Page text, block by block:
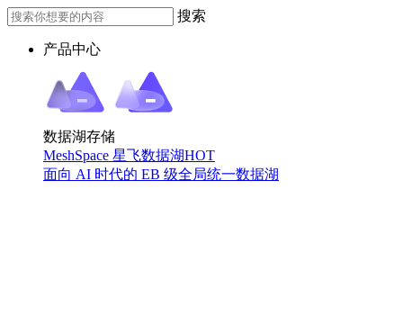
搜索
产品中心
数据湖存储
MeshSpace 星飞数据湖HOT
面向 AI 时代的 EB 级全局统一数据湖